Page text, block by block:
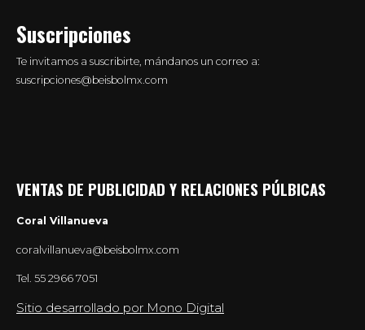
Suscripciones
Te invitamos a suscribirte, mándanos un correo a:
suscripciones@beisbolmx.com
VENTAS DE PUBLICIDAD Y RELACIONES PÚLBICAS
Coral Villanueva
coralvillanueva@beisbolmx.com
Tel. 55 2966 7051
Sitio desarrollado por Mono Digital